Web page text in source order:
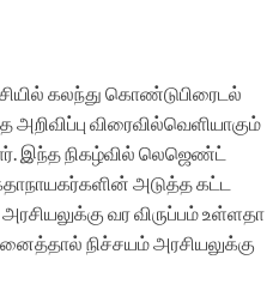
கலந்து கொண்டுபிரைடல்
அறிவிப்பு விரைவில்வெளியாகும்
. இந்தநிகழ்வில் லெஜெண்ட்
அடுத்தகட்ட
அரசியலுக்கு வரவிருப்பம்உள்ளதா
நிச்சயம்அரசியலுக்கு